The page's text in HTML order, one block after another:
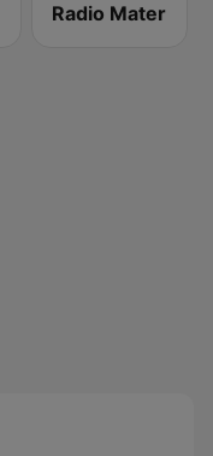
Radio Mater